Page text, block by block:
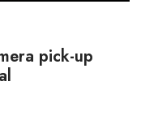
pick-up